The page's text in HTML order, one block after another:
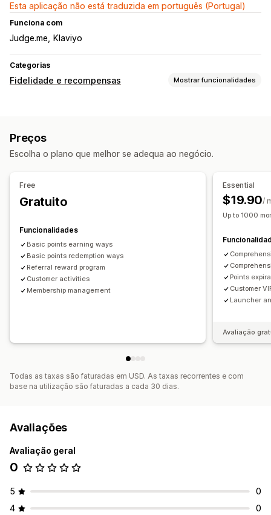
Esta aplicação não está traduzida em português (Portugal)
Funciona com
Judge.me Klaviyo
Categorias
Fidelidade e recompensas Mostrar funcionalidades
Referências
Preços
Escolha o plano que melhor se adequa ao negócio.
Free
Gratuito
Funcionalidades
Basic points earning ways
Basic points redemption ways
Referral reward program
Customer activities
Membership management
Essential
$19.90/
Up to 1000
Points
Customer
Launcher
Avaliação
Todas as taxas são faturadas em USD. As taxas recorrentes e com
base na utilização são faturadas a cada 30 dias.
Avaliações
Avaliação geral
0
5
0
4
0